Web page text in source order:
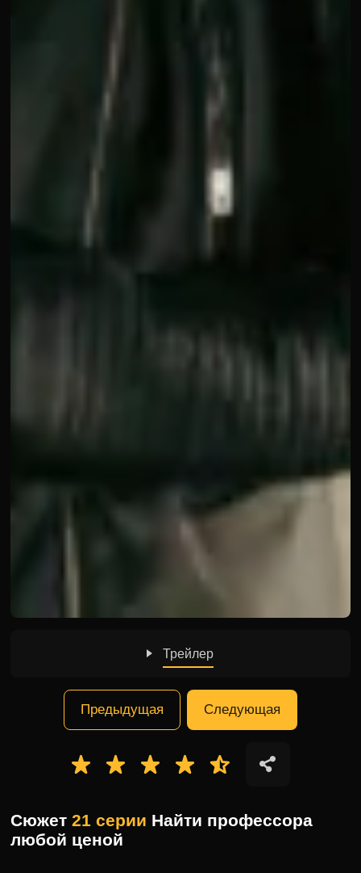
Трейлер
Предыдущая Следующая
Сюжет 21 серии Найти профессора
любой ценой